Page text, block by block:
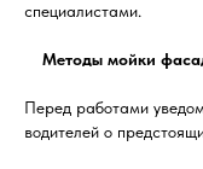
специалистами.
Методы мойки
Перед работами
водителей о